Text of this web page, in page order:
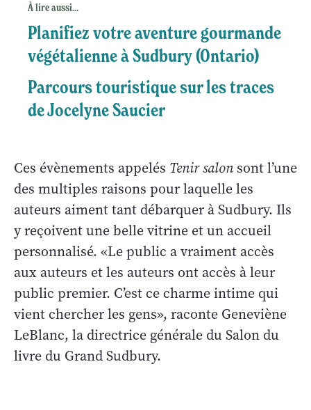
À lire aussi...
Planifiez votre aventure gourmande
végétalienne à Sudbury (Ontario)
Parcours touristique sur les traces
de Jocelyne Saucier
Ces évènements appelés Tenir salonsont l’une
des multiples raisons pour laquelle les
auteurs aiment tant débarquer à Sudbury. Ils
y reçoivent une belle vitrine et un accueil
personnalisé. «Le public a vraiment accès
aux auteurs et les auteurs ont accès à leur
public premier. C’est ce charme intime qui
vient chercher les gens», raconte Geneviène
LeBlanc, la directrice générale du Salon du
livre du Grand Sudbury.